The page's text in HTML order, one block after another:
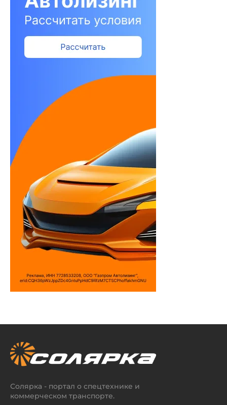
Солярка - портал о спецтехнике и
коммерческом транспорте.